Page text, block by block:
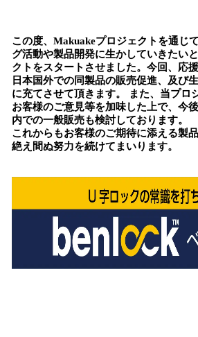
この度、Makuakeプロジェクトを通じ
グ活動や製品開発に生かしていきたい
クトをスタートさせました。今回、応
日本国外での同製品の販売促進、及び
に充てさせて頂きます。 また、当プロ
お客様のご意見等を加味した上で、今
内での一般販売も検討しております。
これからもお客様のご期待に添える製
絶え間ぬ努力を続けてまいります。